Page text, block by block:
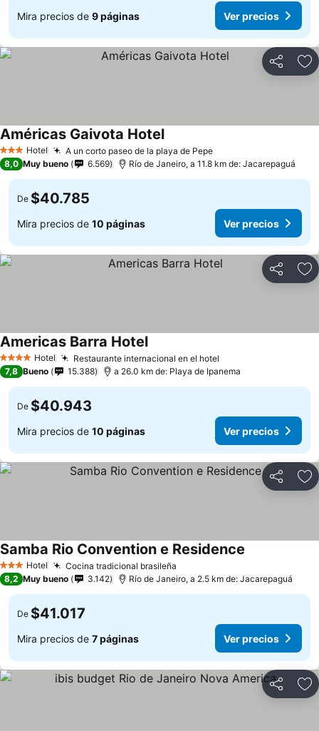
Mira precios de 9 páginas Ver precios
Compartir
3 Estrellas
Hotel A un corto paseo de la playa de PepeVer precios
Américas Gaivota HotelVer precios
8,0 Muy bueno 6.569 Río de Janeiro, a 11.8 km de: Jacarepaguá
De $40.785
Mira precios de 10 páginas Ver precios
Compartir
4 EstrellasHotel Restaurante internacional en el hotel
Americas Barra HotelVer precios
7,8 Bueno 15.388 a 26.0 km de: Playa de Ipanema
De $40.943
Mira precios de 10 páginas Ver precios
Compartir
3 Estrellas
Hotel Cocina tradicional brasileña
Samba Rio Convention e Residence
8,2 Muy bueno 3.142 Río de Janeiro, a 2.5 km de: Jacarepaguá
De $41.017
Mira precios de 7 páginas Ver precios
Compartir